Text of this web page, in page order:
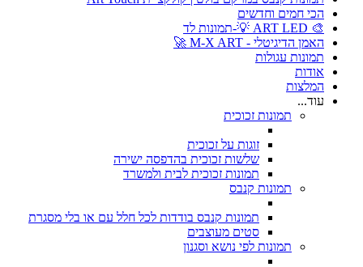
הכי חמים וחדשים
🎨 ART LED 💡-תמונות לד
האמן הדיגיטלי - M-X ART 🚀
תמונות עגולות
אודות
המלצות
עוד...
תמונות זכוכית
זוגות על זכוכית
שלשות זכוכית בהדפסה ישירה
תמונות זכוכית לבית ולמשרד
תמונות קנבס
תמונות קנבס בודדות לכל חלל עם או בלי מסגרת
סטים מעוצבים
תמונות לפי נושא וסגנון